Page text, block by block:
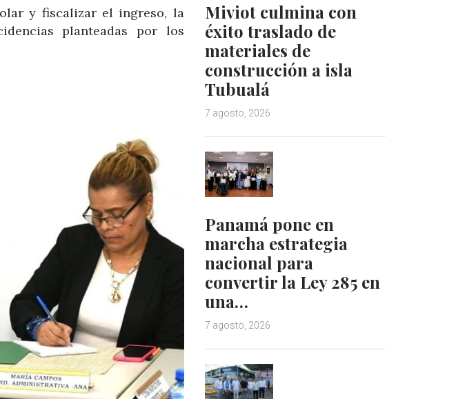
y fiscalizar el ingreso, la
planteadas por los
Miviot culmina con
éxito traslado de
materiales de
construcción a isla
Tubualá
7 agosto, 2026
Panamá pone en
marcha estrategia
nacional para
convertir la Ley 285 en
una…
7 agosto, 2026